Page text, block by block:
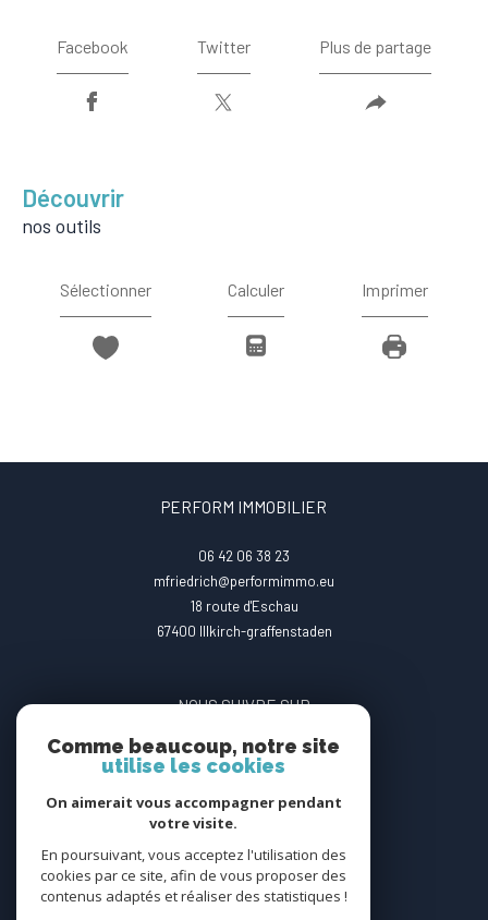
Facebook Twitter Plus de partage
découvrir
nos outils
Sélectionner Calculer Imprimer
PERFORM IMMOBILIER
06 42 06 38 23
mfriedrich@performimmo.eu
18 route d'Eschau
67400 illkirch-graffenstaden
NOUS SUIVRE SUR
ADHÉRENTS
Comme beaucoup, notre site
utilise les cookies
On aimerait vous accompagner pendant
votre visite.
En poursuivant, vous acceptez l'utilisation des
cookies par ce site, afin de vous proposer des
contenus adaptés et réaliser des statistiques !